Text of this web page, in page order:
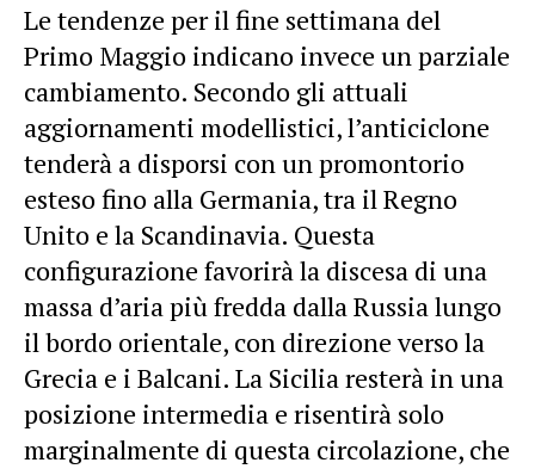
Le tendenze per il fine settimana del
Primo Maggio indicano invece un parziale
cambiamento. Secondo gli attuali
aggiornamenti modellistici, l’anticiclone
tenderà a disporsi con un promontorio
esteso fino alla Germania, tra il Regno
Unito e la Scandinavia. Questa
configurazione favorirà la discesa di una
massa d’aria più fredda dalla Russia lungo
il bordo orientale, con direzione verso la
Grecia e i Balcani. La Sicilia resterà in una
posizione intermedia e risentirà solo
marginalmente di questa circolazione, che